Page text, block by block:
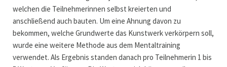
welchen die Teilnehmerinnen selbst kreierten und
anschließend auch bauten. Um eine Ahnung davon zu
bekommen, welche Grundwerte das Kunstwerk verkörpern soll,
wurde eine weitere Methode aus dem Mentaltraining
verwendet. Als Ergebnis standen danach pro Teilnehmerin 1 bis